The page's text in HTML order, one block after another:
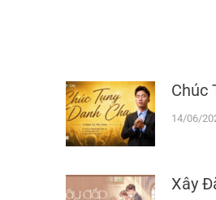
Chúc
14/06/
Xây